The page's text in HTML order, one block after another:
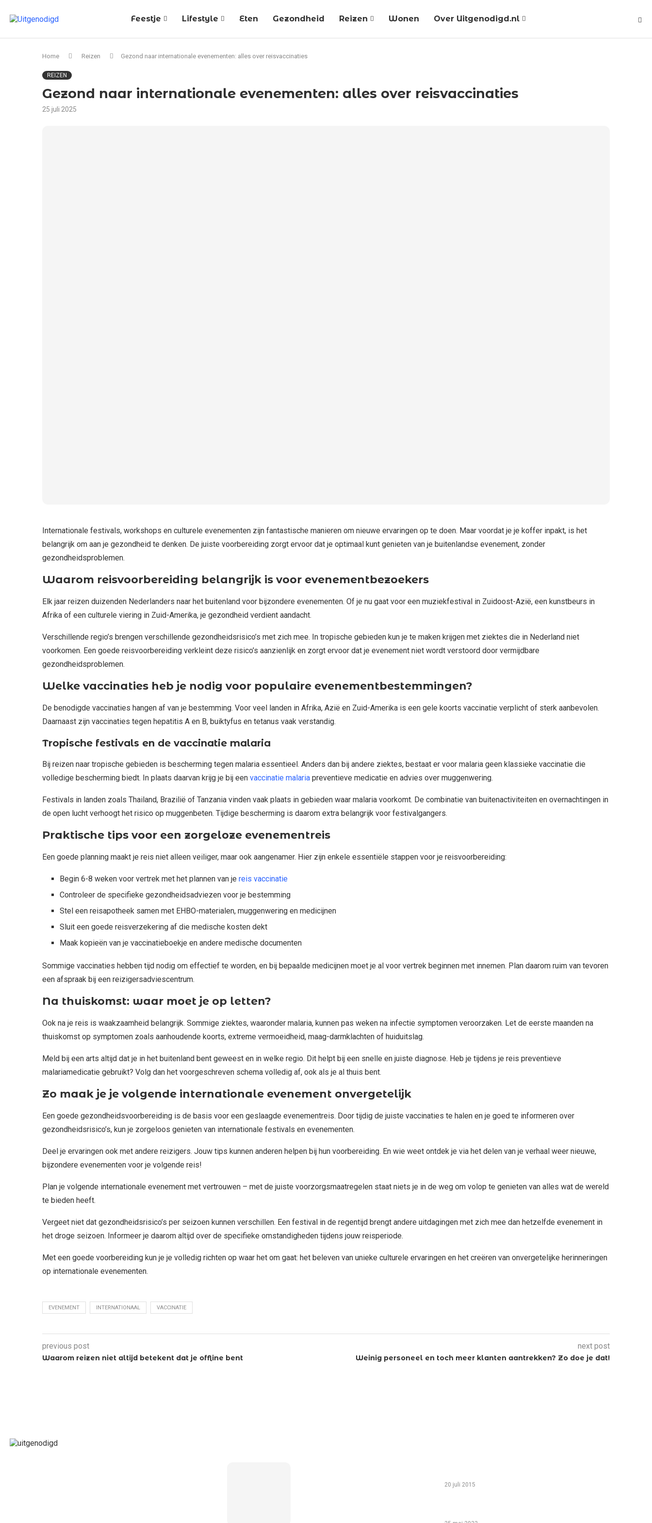
Feestje Lifestyle Eten Gezondheid Reizen Wonen Over Uitgenodigd.nl
Home Reizen Gezond naar internationale evenementen: alles over reisvaccinaties
REIZEN
Gezond naar internationale evenementen: alles over reisvaccinaties
25 juli 2025
Internationale festivals, workshops en culturele evenementen zijn fantastische manieren om nieuwe ervaringen op te doen. Maar voordat je je koffer inpakt, is het
belangrijk om aan je gezondheid te denken. De juiste voorbereiding zorgt ervoor dat je optimaal kunt genieten van je buitenlandse evenement, zonder
gezondheidsproblemen.
Waarom reisvoorbereiding belangrijk is voor evenementbezoekers
Elk jaar reizen duizenden Nederlanders naar het buitenland voor bijzondere evenementen. Of je nu gaat voor een muziekfestival in Zuidoost-Azië, een kunstbeurs in
Afrika of een culturele viering in Zuid-Amerika, je gezondheid verdient aandacht.
Verschillende regio’s brengen verschillende gezondheidsrisico’s met zich mee. In tropische gebieden kun je te maken krijgen met ziektes die in Nederland niet
voorkomen. Een goede reisvoorbereiding verkleint deze risico’s aanzienlijk en zorgt ervoor dat je evenement niet wordt verstoord door vermijdbare
gezondheidsproblemen.
Welke vaccinaties heb je nodig voor populaire evenementbestemmingen?
De benodigde vaccinaties hangen af van je bestemming. Voor veel landen in Afrika, Azië en Zuid-Amerika is een gele koorts vaccinatie verplicht of sterk aanbevolen.
Daarnaast zijn vaccinaties tegen hepatitis A en B, buiktyfus en tetanus vaak verstandig.
Tropische festivals en de vaccinatie malaria
Bij reizen naar tropische gebieden is bescherming tegen malaria essentieel. Anders dan bij andere ziektes, bestaat er voor malaria geen klassieke vaccinatie die
volledige bescherming biedt. In plaats daarvan krijg je bij een vaccinatie malaria preventieve medicatie en advies over muggenwering.
Festivals in landen zoals Thailand, Brazilië of Tanzania vinden vaak plaats in gebieden waar malaria voorkomt. De combinatie van buitenactiviteiten en overnachtingen in
de open lucht verhoogt het risico op muggenbeten. Tijdige bescherming is daarom extra belangrijk voor festivalgangers.
Praktische tips voor een zorgeloze evenementreis
Een goede planning maakt je reis niet alleen veiliger, maar ook aangenamer. Hier zijn enkele essentiële stappen voor je reisvoorbereiding:
Begin 6-8 weken voor vertrek met het plannen van je reis vaccinatie
Controleer de specifieke gezondheidsadviezen voor je bestemming
Stel een reisapotheek samen met EHBO-materialen, muggenwering en medicijnen
Sluit een goede reisverzekering af die medische kosten dekt
Maak kopieën van je vaccinatieboekje en andere medische documenten
Sommige vaccinaties hebben tijd nodig om effectief te worden, en bij bepaalde medicijnen moet je al voor vertrek beginnen met innemen. Plan daarom ruim van tevoren
een afspraak bij een reizigersadviescentrum.
Na thuiskomst: waar moet je op letten?
Ook na je reis is waakzaamheid belangrijk. Sommige ziektes, waaronder malaria, kunnen pas weken na infectie symptomen veroorzaken. Let de eerste maanden na
thuiskomst op symptomen zoals aanhoudende koorts, extreme vermoeidheid, maag-darmklachten of huiduitslag.
Meld bij een arts altijd dat je in het buitenland bent geweest en in welke regio. Dit helpt bij een snelle en juiste diagnose. Heb je tijdens je reis preventieve
malariamedicatie gebruikt? Volg dan het voorgeschreven schema volledig af, ook als je al thuis bent.
Zo maak je je volgende internationale evenement onvergetelijk
Een goede gezondheidsvoorbereiding is de basis voor een geslaagde evenementreis. Door tijdig de juiste vaccinaties te halen en je goed te informeren over
gezondheidsrisico’s, kun je zorgeloos genieten van internationale festivals en evenementen.
Deel je ervaringen ook met andere reizigers. Jouw tips kunnen anderen helpen bij hun voorbereiding. En wie weet ontdek je via het delen van je verhaal weer nieuwe,
bijzondere evenementen voor je volgende reis!
Plan je volgende internationale evenement met vertrouwen – met de juiste voorzorgsmaatregelen staat niets je in de weg om volop te genieten van alles wat de wereld
te bieden heeft.
Vergeet niet dat gezondheidsrisico’s per seizoen kunnen verschillen. Een festival in de regentijd brengt andere uitdagingen met zich mee dan hetzelfde evenement in
het droge seizoen. Informeer je daarom altijd over de specifieke omstandigheden tijdens jouw reisperiode.
Met een goede voorbereiding kun je je volledig richten op waar het om gaat: het beleven van unieke culturele ervaringen en het creëren van onvergetelijke herinneringen
op internationale evenementen.
EVENEMENT INTERNATIONAAL VACCINATIE
previous post
Waarom reizen niet altijd betekent dat je offline bent
next post
Weinig personeel en toch meer klanten aantrekken? Zo doe je dat!
20 juli 2015